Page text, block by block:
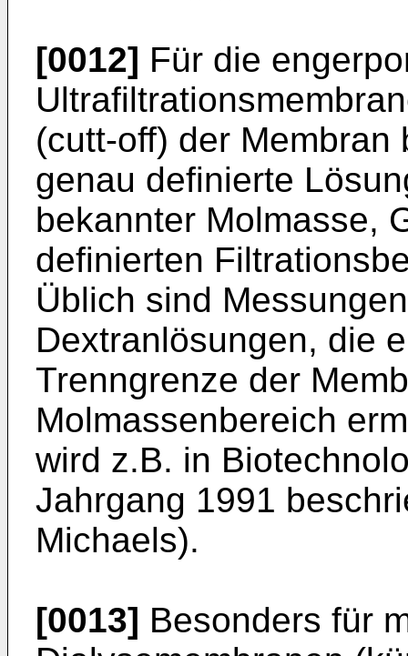
[0012] Für die
(cutt-off) der
genau definierte
bekannter Molmasse,
definierten
Üblich sind
Dextranlösungen, die
Trenngrenze der
Molmassenbereich
wird z.B. in
Jahrgang 1991
Michaels).
[0013] Besonders für